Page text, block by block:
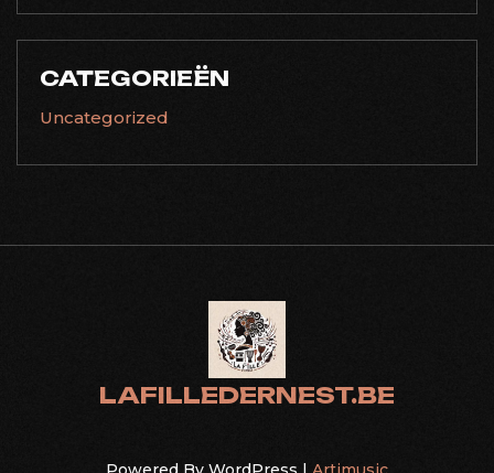
CATEGORIEËN
Uncategorized
LAFILLEDERNEST.BE